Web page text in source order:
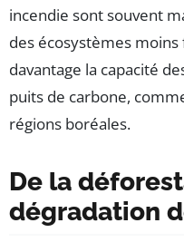
incendie sont souvent
des écosystèmes
davantage la capacité
puits de carbone,
régions boréales.
De la
dégradation